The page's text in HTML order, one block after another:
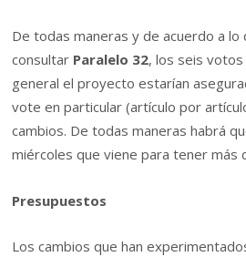
De todas maneras y de acuerdo a lo
consultar Paralelo 32, los seis
general el proyecto estarían
vote en particular (artículo por
cambios. De todas maneras habrá
miércoles que viene para tener más
Presupuestos
Los cambios que han